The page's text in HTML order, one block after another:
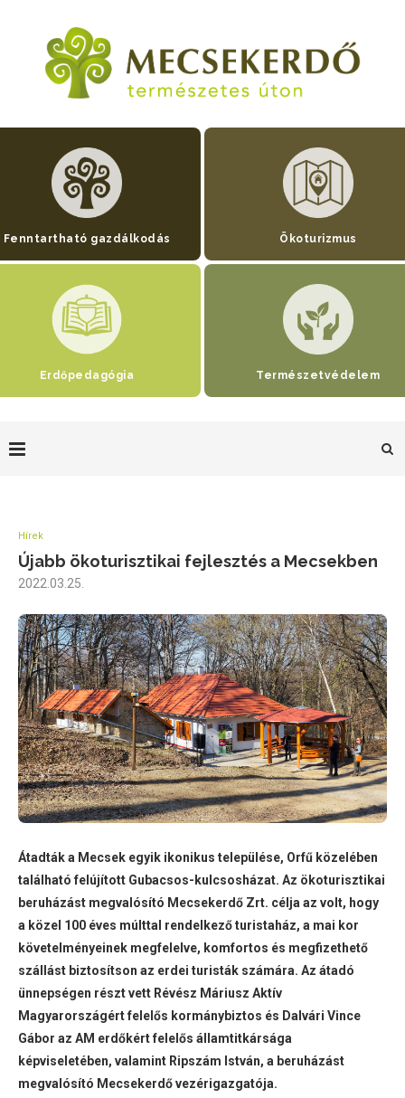
Fenntartható gazdálkodás Ökoturizmus
Erdőpedagógia Természetvédelem
Hírek
Újabb ökoturisztikai fejlesztés a Mecsekben
2022.03.25.
Átadták a Mecsek egyik ikonikus települése, Orfű közelében
található felújított Gubacsos-kulcsosházat. Az ökoturisztikai
beruházást megvalósító Mecsekerdő Zrt. célja az volt, hogy
a közel 100 éves múlttal rendelkező turistaház, a mai kor
követelményeinek megfelelve, komfortos és megfizethető
szállást biztosítson az erdei turisták számára. Az átadó
ünnepségen részt vett Révész Máriusz Aktív
Magyarországért felelős kormánybiztos és Dalvári Vince
Gábor az AM erdőkért felelős államtitkársága
képviseletében, valamint Ripszám István, a beruházást
megvalósító Mecsekerdő vezérigazgatója.